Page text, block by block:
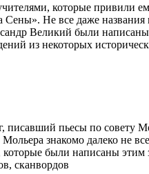
которые привили
Не все даже названия
Великий были
из некоторых
писавший пьесы по совету
знакомо далеко не
были написаны